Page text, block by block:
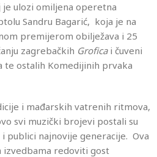
je ulozi omiljena operetna
Sandru Bagarić, koja je na
premijerom obilježava i 25
zagrebačkih Groficai čuveni
te ostalih Komedijinih prvaka
i mađarskih vatrenih ritmova,
svi muzički brojevi postali su
publici najnovije generacije. Ova
izvedbama redoviti gost